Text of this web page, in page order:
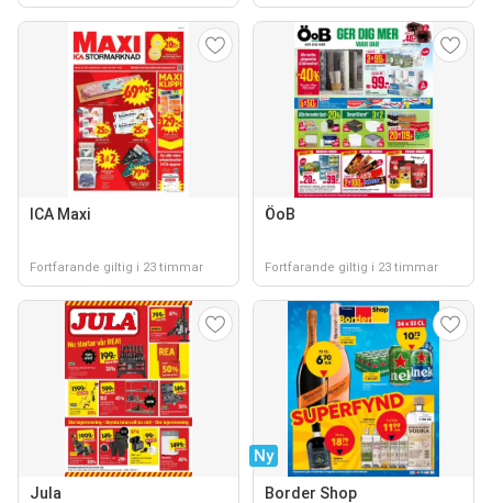
ICA Maxi
Fortfarande giltig i 23 timmar
ÖoB
Fortfarande giltig i 23 timmar
Jula
Ny
Border Shop